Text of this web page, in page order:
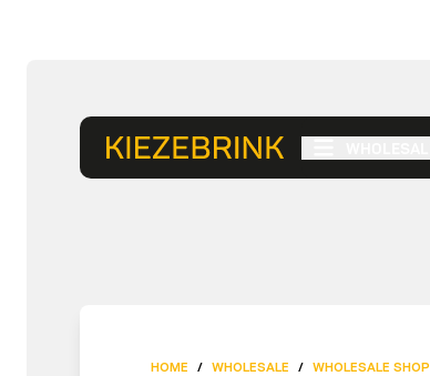
HOME / WHOLESALE / WHOLESALE SHOP